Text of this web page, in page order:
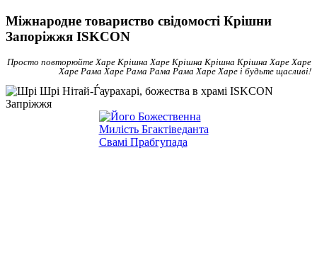
Міжнародне товариство свідомості Крішни
Запоріжжя ISKCON
Просто повторюйте Харе Крішна Харе Крішна Крішна Крішна Харе Харе
Харе Рама Харе Рама Рама Рама Харе Харе і будьте щасливі!